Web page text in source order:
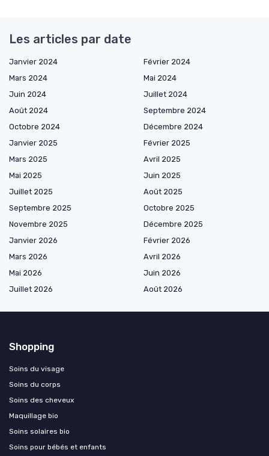
Les articles par date
Janvier 2024
Février 2024
Mars 2024
Mai 2024
Juin 2024
Juillet 2024
Août 2024
Septembre 2024
Octobre 2024
Décembre 2024
Janvier 2025
Février 2025
Mars 2025
Avril 2025
Mai 2025
Juin 2025
Juillet 2025
Août 2025
Septembre 2025
Octobre 2025
Novembre 2025
Décembre 2025
Janvier 2026
Février 2026
Mars 2026
Avril 2026
Mai 2026
Juin 2026
Juillet 2026
Août 2026
Shopping
Soins du visage
Soins du corps
Soins des cheveux
Maquillage bio
Soins solaires bio
Soins pour bébés et enfants